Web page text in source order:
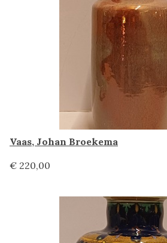
Vaas, Johan Broekema
€ 220,00